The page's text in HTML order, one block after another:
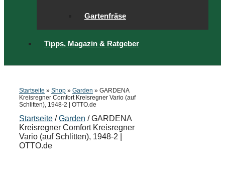
Gartenfräse
Tipps, Magazin & Ratgeber
Startseite » Shop » Garden » GARDENA
Kreisregner Comfort Kreisregner Vario (auf
Schlitten), 1948-2 | OTTO.de
Startseite /Garden / GARDENA
Kreisregner Comfort Kreisregner
Vario (auf Schlitten), 1948-2 |
OTTO.de